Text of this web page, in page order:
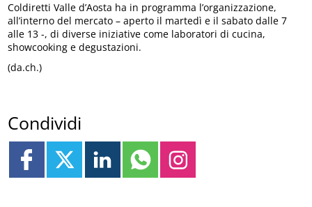
Coldiretti Valle d’Aosta ha in programma l’organizzazione,
all’interno del mercato – aperto il martedì e il sabato dalle 7
alle 13 -, di diverse iniziative come laboratori di cucina,
showcooking e degustazioni.
(da.ch.)
Condividi